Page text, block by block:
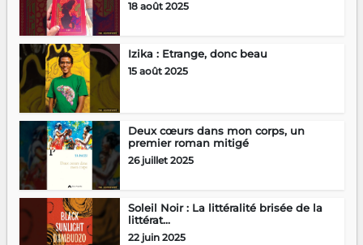
18 août 2025
Izika : Etrange, donc beau
15 août 2025
Deux cœurs dans mon corps, un
premier roman mitigé
26 juillet 2025
Soleil Noir : La littéralité brisée de la
littérat...
22 juin 2025